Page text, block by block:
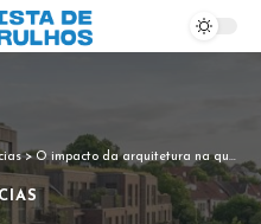
>O impacto da arquitetura na qualidade de vida dos moradores